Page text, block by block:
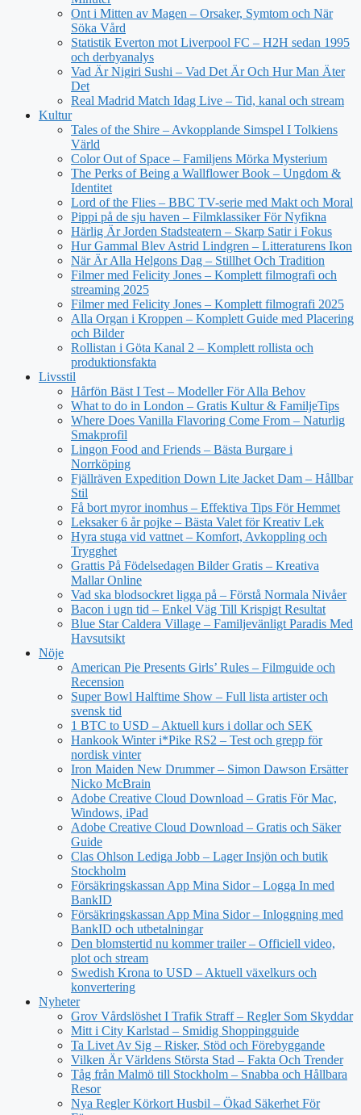
Ont i Mitten av Magen – Orsaker, Symtom och När
Söka Vård
Statistik Everton mot Liverpool FC – H2H sedan 1995
och derbyanalys
Vad Är Nigiri Sushi – Vad Det Är Och Hur Man Äter
Det
Real Madrid Match Idag Live – Tid, kanal och stream
Kultur
Tales of the Shire – Avkopplande Simspel I Tolkiens
Värld
Color Out of Space – Familjens Mörka Mysterium
The Perks of Being a Wallflower Book – Ungdom &
Identitet
Lord of the Flies – BBC TV-serie med Makt och Moral
Pippi på de sju haven – Filmklassiker För Nyfikna
Härlig Är Jorden Stadsteatern – Skarp Satir i Fokus
Hur Gammal Blev Astrid Lindgren – Litteraturens Ikon
När Är Alla Helgons Dag – Stillhet Och Tradition
Filmer med Felicity Jones – Komplett filmografi och
streaming 2025
Filmer med Felicity Jones – Komplett filmografi 2025
Alla Organ i Kroppen – Komplett Guide med Placering
och Bilder
Rollistan i Göta Kanal 2 – Komplett rollista och
produktionsfakta
Livsstil
Hårfön Bäst I Test – Modeller För Alla Behov
What to do in London – Gratis Kultur & FamiljeTips
Where Does Vanilla Flavoring Come From – Naturlig
Smakprofil
Lingon Food and Friends – Bästa Burgare i
Norrköping
Fjällräven Expedition Down Lite Jacket Dam – Hållbar
Stil
Få bort myror inomhus – Effektiva Tips För Hemmet
Leksaker 6 år pojke – Bästa Valet för Kreativ Lek
Hyra stuga vid vattnet – Komfort, Avkoppling och
Trygghet
Grattis På Födelsedagen Bilder Gratis – Kreativa
Mallar Online
Vad ska blodsockret ligga på – Förstå Normala Nivåer
Bacon i ugn tid – Enkel Väg Till Krispigt Resultat
Blue Star Caldera Village – Familjevänligt Paradis Med
Havsutsikt
Nöje
American Pie Presents Girls’ Rules – Filmguide och
Recension
Super Bowl Halftime Show – Full lista artister och
svensk tid
1 BTC to USD – Aktuell kurs i dollar och SEK
Hankook Winter i*Pike RS2 – Test och grepp för
nordisk vinter
Iron Maiden New Drummer – Simon Dawson Ersätter
Nicko McBrain
Adobe Creative Cloud Download – Gratis För Mac,
Windows, iPad
Adobe Creative Cloud Download – Gratis och Säker
Guide
Clas Ohlson Lediga Jobb – Lager Insjön och butik
Stockholm
Försäkringskassan App Mina Sidor – Logga In med
BankID
Försäkringskassan App Mina Sidor – Inloggning med
BankID och utbetalningar
Den blomstertid nu kommer trailer – Officiell video,
plot och stream
Swedish Krona to USD – Aktuell växelkurs och
konvertering
Nyheter
Grov Vårdslöshet I Trafik Straff – Regler Som Skyddar
Mitt i City Karlstad – Smidig Shoppingguide
Ta Livet Av Sig – Risker, Stöd och Förebyggande
Vilken Är Världens Största Stad – Fakta Och Trender
Tåg från Malmö till Stockholm – Snabba och Hållbara
Resor
Nya Regler Körkort Husbil – Ökad Säkerhet För